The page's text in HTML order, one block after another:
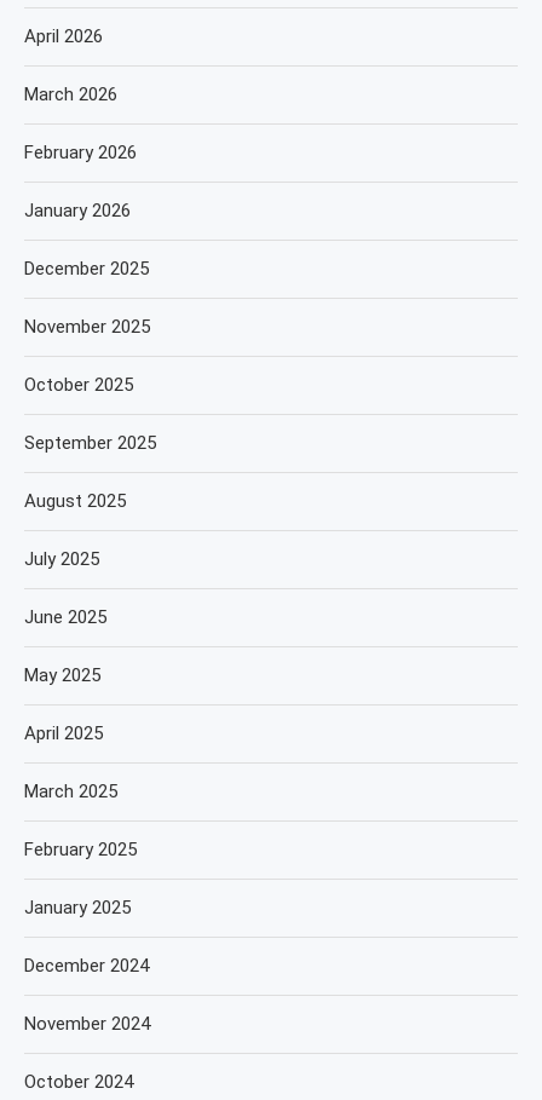
April 2026
March 2026
February 2026
January 2026
December 2025
November 2025
October 2025
September 2025
August 2025
July 2025
June 2025
May 2025
April 2025
March 2025
February 2025
January 2025
December 2024
November 2024
October 2024